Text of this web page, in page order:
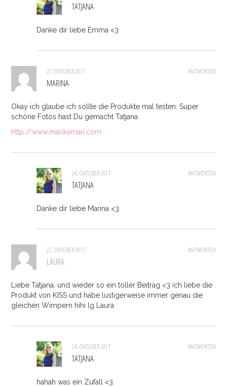
TATJANA
Danke dir liebe Emma <3
ANTWORTEN
22. OKTOBER 2017
MARINA
Okay ich glaube ich sollte die Produkte mal testen. Super
schöne Fotos hast Du gemacht Tatjana.
http://www.marikamari.com
ANTWORTEN
24. OKTOBER 2017
TATJANA
Danke dir liebe Marina <3
ANTWORTEN
22. OKTOBER 2017
LAURA
Liebe Tatjana, und wieder so ein toller Beitrag <3 ich liebe die
Produkt von KISS und habe lustigerweise immer genau die
gleichen Wimpern hihi lg Laura
ANTWORTEN
24. OKTOBER 2017
TATJANA
hahah was ein Zufall <3